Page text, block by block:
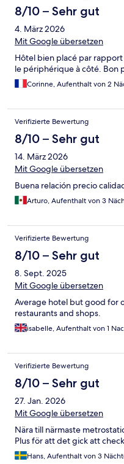
8/10 – Sehr gut
4. März 2026
Mit Google übersetzen
Hôtel bien placé par
le périphérique à côté. Bon
Corinne, Aufenthalt von 2
Verifizierte Bewertung
8/10 – Sehr gut
14. März 2026
Mit Google übersetzen
Buena relación precio
Arturo, Aufenthalt von 3
Verifizierte Bewertung
8/10 – Sehr gut
8. Sept. 2025
Mit Google übersetzen
Average hotel but good for
restaurants and shops.
isabelle, Aufenthalt von 1
Verifizierte Bewertung
8/10 – Sehr gut
27. Jan. 2026
Mit Google übersetzen
Nära till närmaste
Plus för att det gick att
Hans, Aufenthalt von 3